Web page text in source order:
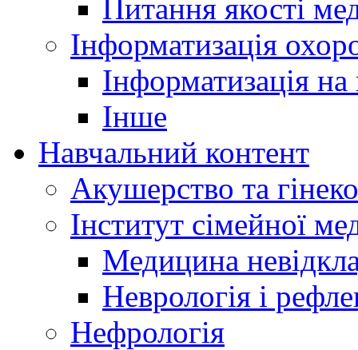
Питання якості
Інформатизація
Інформатизація
Інше
Навчальний контент
Акушерство та
Інститут сімейної
Медицина
Неврологія і
Нефрологія